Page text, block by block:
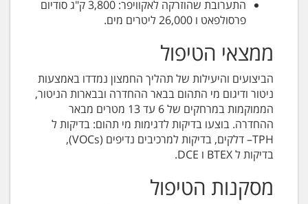
התערובת שהוזרקה לאקוויפר: 3,800 ק"ג סודיום
פרסולפאט ו 26,000 ליטרים מים.
ממצאי הטיפול
הביצועים והיעילות של תהליך החמצון נמדדו באמצעות
ניטור ודיגום מי התהום בבאר ההחדרה ובבארות הניטור,
הממוקמות במרחקים של 6 עד 13 מטרים מבאר
ההחדרה. בוצעו בדיקות לדגימות מי תהום: בדיקות ל
TPH– דלקים, בדיקות למרכיבים נדיפים (VOCs),
בדיקות ל BTEX ו DCE.
מסקנות הטיפול